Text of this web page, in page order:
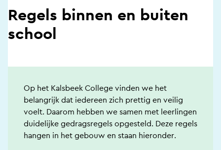
Regels binnen en buiten
school
Op het Kalsbeek College vinden we het
belangrijk dat iedereen zich prettig en veilig
voelt. Daarom hebben we samen met leerlingen
duidelijke gedragsregels opgesteld. Deze regels
hangen in het gebouw en staan hieronder.